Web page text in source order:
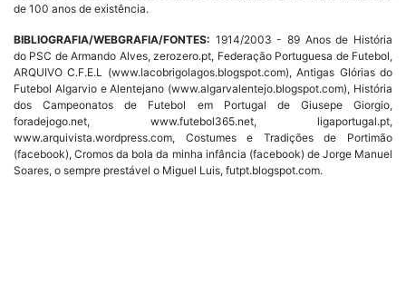
de 100 anos de existência.
BIBLIOGRAFIA/WEBGRAFIA/FONTES: 1914/2003 - 89 Anos de História
do PSC de Armando Alves, zerozero.pt, Federação Portuguesa de Futebol,
ARQUIVO C.F.E.L (www.lacobrigolagos.blogspot.com), Antigas Glórias do
Futebol Algarvio e Alentejano (www.algarvalentejo.blogspot.com), História
dos Campeonatos de Futebol em Portugal de Giusepe Giorgio,
foradejogo.net, www.futebol365.net, ligaportugal.pt,
www.arquivista.wordpress.com, Costumes e Tradições de Portimão
(facebook), Cromos da bola da minha infância (facebook) de Jorge Manuel
Soares, o sempre prestável o Miguel Luis, futpt.blogspot.com.